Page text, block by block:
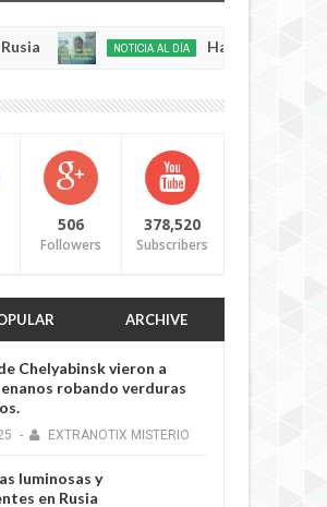
0
NOTICIA AL DÍA Habló con Dios: Hombre
506
Followers
378,520
Subscribers
ARCHIVE
Chelyabinsk vieron a
robando verduras
- EXTRANOTIX MISTERIO
luminosas y
en Rusia